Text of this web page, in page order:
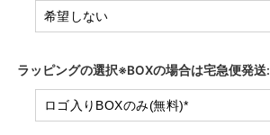
ラッピングの選択※BOXの場合は宅急便発送: